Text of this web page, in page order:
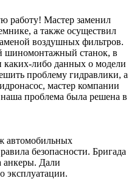
работу! Мастер заменил
а также осуществил
воздушных фильтров.
шиномонтажный станок, в
каких-либо данных о модели
проблему гидравлики, а
мастер компании
наша проблема была решена в
автомобильных
безопасности. Бригада
анкеры. Дали
эксплуатации.